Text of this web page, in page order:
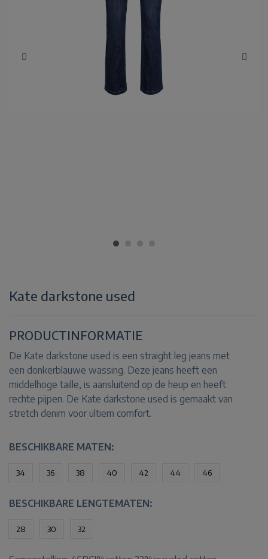
Kate darkstone used
PRODUCTINFORMATIE
De Kate darkstone used is een straight leg jeans met
een donkerblauwe wassing. Deze jeans heeft een
middelhoge taille, is aansluitend op de heup en heeft
rechte pijpen. De Kate darkstone used is gemaakt van
stretch denim voor ultiem comfort.
BESCHIKBARE MATEN:
34 36 38 40 42 44 46
BESCHIKBARE LENGTEMATEN:
28 30 32